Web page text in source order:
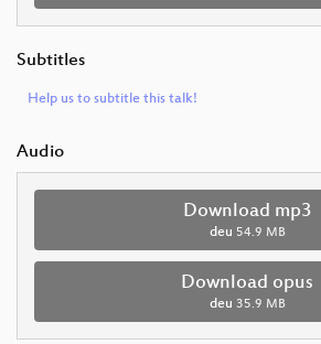
Subtitles
Help us to subtitle this talk!
Audio
Download mp3
deu 54.9 MB
Download opus
deu 35.9 MB